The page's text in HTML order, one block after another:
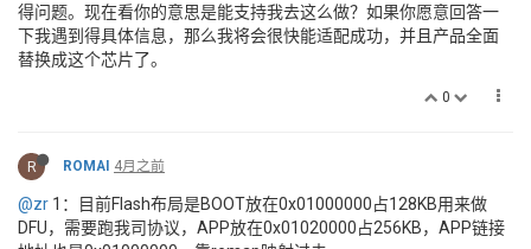
得问题。现在看你的意思是能支持我去这么做？如果你愿意回答一
下我遇到得具体信息，那么我将会很快能适配成功，并且产品全面
替换成这个芯片了。
0
R ROMAI 4月之前
@zr 1：目前Flash布局是BOOT放在0x01000000占128KB用来做
DFU，需要跑我司协议，APP放在0x01020000占256KB，APP链接